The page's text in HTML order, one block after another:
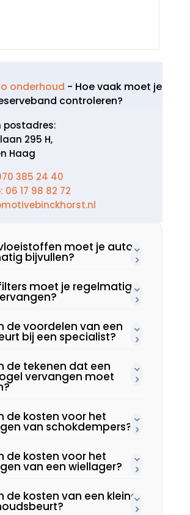
onderhoud - Hoe vaak moet je
controleren?
postadres:
295 H,
Haag
385 24 40
17 98 82 72
moet je auto
bijvullen?
moet je regelmatig
de voordelen van een
bij een specialist?
de tekenen dat een
vervangen moet
de kosten voor het
van schokdempers?
de kosten voor het
van een wiellager?
de kosten van een kleine